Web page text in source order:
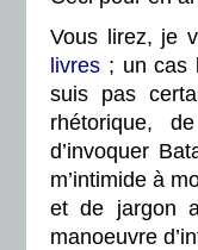
Vous lirez, je
livres ; un cas
suis pas
rhétorique,
d’invoquer
m’intimide à
et de jargon
manoeuvre